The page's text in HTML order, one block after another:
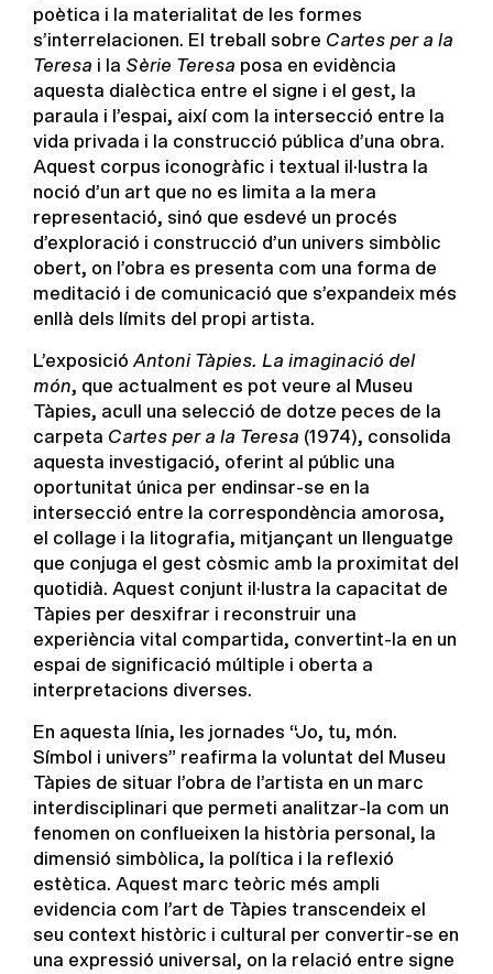
poètica i la materialitat de les formes
s’interrelacionen. El treball sobre Cartes per a la
Teresa i la Sèrie Teresa posa en evidència
aquesta dialèctica entre el signe i el gest, la
paraula i l’espai, així com la intersecció entre la
vida privada i la construcció pública d’una obra.
Aquest corpus iconogràfic i textual il·lustra la
noció d’un art que no es limita a la mera
representació, sinó que esdevé un procés
d’exploració i construcció d’un univers simbòlic
obert, on l’obra es presenta com una forma de
meditació i de comunicació que s’expandeix més
enllà dels límits del propi artista.
L’exposició Antoni Tàpies. La imaginació del
món, que actualment es pot veure al Museu
Tàpies, acull una selecció de dotze peces de la
carpeta Cartes per a la Teresa (1974), consolida
aquesta investigació, oferint al públic una
oportunitat única per endinsar-se en la
intersecció entre la correspondència amorosa,
el collage i la litografia, mitjançant un llenguatge
que conjuga el gest còsmic amb la proximitat del
quotidià. Aquest conjunt il·lustra la capacitat de
Tàpies per desxifrar i reconstruir una
experiència vital compartida, convertint-la en un
espai de significació múltiple i oberta a
interpretacions diverses.
En aquesta línia, les jornades “Jo, tu, món.
Símbol i univers” reafirma la voluntat del Museu
Tàpies de situar l’obra de l’artista en un marc
interdisciplinari que permeti analitzar-la com un
fenomen on conflueixen la història personal, la
dimensió simbòlica, la política i la reflexió
estètica. Aquest marc teòric més ampli
evidencia com l’art de Tàpies transcendeix el
seu context històric i cultural per convertir-se en
una expressió universal, on la relació entre signe